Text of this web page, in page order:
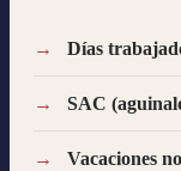
Días
SAC
Vacaciones